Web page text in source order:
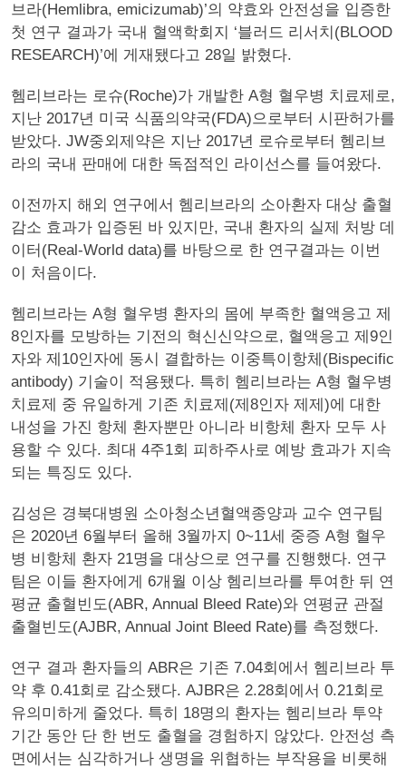
브라(Hemlibra, emicizumab)’의 약효와 안전성을 입증한
첫 연구 결과가 국내 혈액학회지 ‘블러드 리서치(BLOOD
RESEARCH)’에 게재됐다고 28일 밝혔다.
헴리브라는 로슈(Roche)가 개발한 A형 혈우병 치료제로,
지난 2017년 미국 식품의약국(FDA)으로부터 시판허가를
받았다. JW중외제약은 지난 2017년 로슈로부터 헴리브
라의 국내 판매에 대한 독점적인 라이선스를 들여왔다.
이전까지 해외 연구에서 헴리브라의 소아환자 대상 출혈
감소 효과가 입증된 바 있지만, 국내 환자의 실제 처방 데
이터(Real-World data)를 바탕으로 한 연구결과는 이번
이 처음이다.
헴리브라는 A형 혈우병 환자의 몸에 부족한 혈액응고 제
8인자를 모방하는 기전의 혁신신약으로, 혈액응고 제9인
자와 제10인자에 동시 결합하는 이중특이항체(Bispecific
antibody) 기술이 적용됐다. 특히 헴리브라는 A형 혈우병
치료제 중 유일하게 기존 치료제(제8인자 제제)에 대한
내성을 가진 항체 환자뿐만 아니라 비항체 환자 모두 사
용할 수 있다. 최대 4주1회 피하주사로 예방 효과가 지속
되는 특징도 있다.
김성은 경북대병원 소아청소년혈액종양과 교수 연구팀
은 2020년 6월부터 올해 3월까지 0~11세 중증 A형 혈우
병 비항체 환자 21명을 대상으로 연구를 진행했다. 연구
팀은 이들 환자에게 6개월 이상 헴리브라를 투여한 뒤 연
평균 출혈빈도(ABR, Annual Bleed Rate)와 연평균 관절
출혈빈도(AJBR, Annual Joint Bleed Rate)를 측정했다.
연구 결과 환자들의 ABR은 기존 7.04회에서 헴리브라 투
약 후 0.41회로 감소됐다. AJBR은 2.28회에서 0.21회로
유의미하게 줄었다. 특히 18명의 환자는 헴리브라 투약
기간 동안 단 한 번도 출혈을 경험하지 않았다. 안전성 측
면에서는 심각하거나 생명을 위협하는 부작용을 비롯해